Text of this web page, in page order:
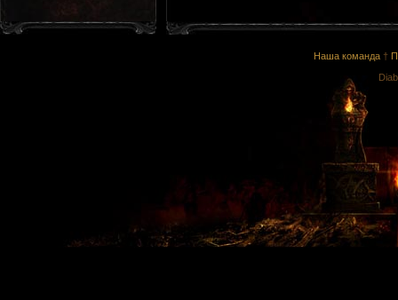
Наша команда †